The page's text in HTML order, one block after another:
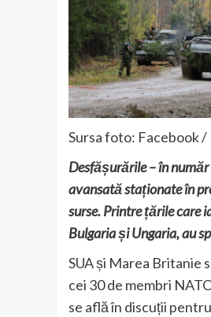
Sursa foto: Facebook
Desfășurările – în
avansată staționate în
surse. Printre țările care
Bulgaria și Ungaria, au
SUA și Marea Britanie
cei 30 de membri
se află în discuții